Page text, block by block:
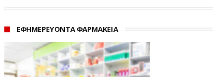
ΕΦΗΜΕΡΕΥΟΝΤΑ ΦΑΡΜΑΚΕΙΑ